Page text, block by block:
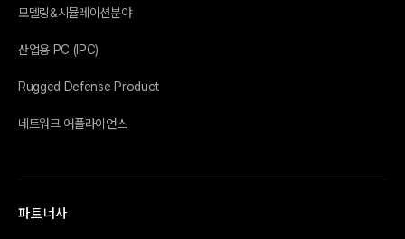
모델링&시뮬레이션분야
산업용 PC (IPC)
Rugged Defense Product
네트워크 어플라이언스
파트너사